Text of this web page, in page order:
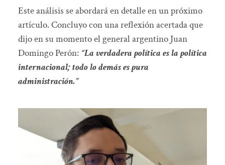
Este análisis se abordará en detalle en un próximo
artículo. Concluyo con una reflexión acertada que
dijo en su momento el general argentino Juan
Domingo Perón: “La verdadera política es la política
internacional; todo lo demás es pura
administración.”